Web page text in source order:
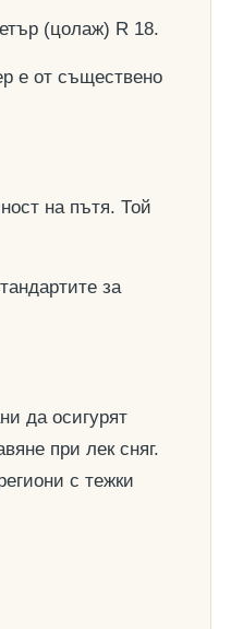
(цолаж) R 18.
е от съществено
на пътя. Той
за
да осигурят
при лек сняг.
с тежки